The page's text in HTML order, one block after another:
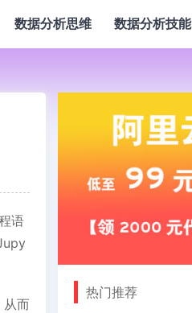
数据分析思维 数据分析技能
语
而
热门推荐